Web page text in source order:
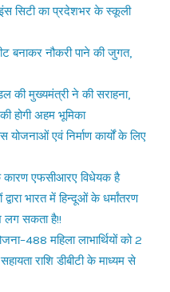
सिटी का प्रदेशभर के स्कूली
बनाकर नौकरी पाने की जुगत,
की मुख्यमंत्री ने की सराहना,
होगी अहम भूमिका
योजनाओं एवं निर्माण कार्यों के लिए
एफसीआरए विधेयक है
भारत में हिन्दूओं के धर्मांतरण
सकता है!!
महिला लाभार्थियों को 2
राशि डीबीटी के माध्यम से